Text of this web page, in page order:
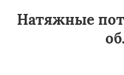
Натяжные